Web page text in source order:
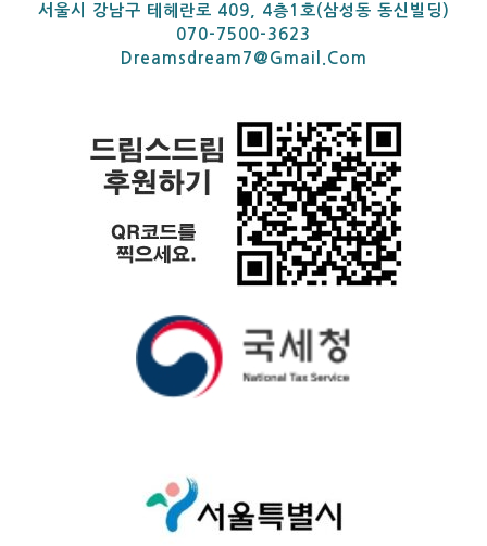
서울시 강남구 테헤란로 409, 4층1호(삼성동 동신빌딩)
070-7500-3623
Dreamsdream7@gmail.com